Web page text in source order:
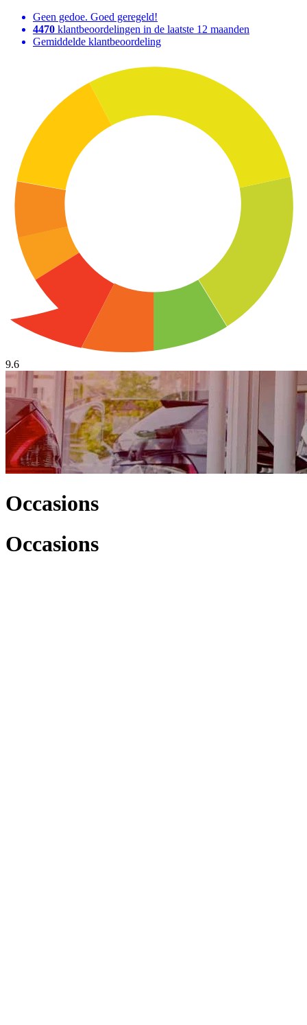
Geen gedoe. Goed geregeld!
4470 klantbeoordelingen in de laatste 12 maanden
Gemiddelde klantbeoordeling
9.6
Occasions
Occasions